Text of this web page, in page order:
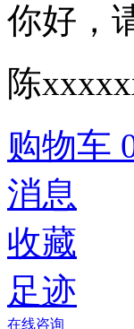
你好，
陈
购物车
消息
收藏
足迹
在线咨询